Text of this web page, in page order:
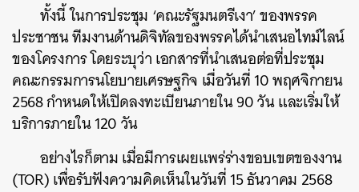
ทั้งนี้ ในการประชุม ‘คณะรัฐมนตรีเงา’ ของพรรค
ประชาชน ทีมงานด้านดิจิทัลของพรรคได้นำเสนอไทม์ไลน์
ของโครงการ โดยระบุว่า เอกสารที่นำเสนอต่อที่ประชุม
คณะกรรมการนโยบายเศรษฐกิจ เมื่อวันที่ 10 พฤศจิกายน
2568 กำหนดให้เปิดลงทะเบียนภายใน 90 วัน และเริ่มให้
บริการภายใน 120 วัน
อย่างไรก็ตาม เมื่อมีการเผยแพร่ร่างขอบเขตของงาน
(TOR) เพื่อรับฟังความคิดเห็นในวันที่ 15 ธันวาคม 2568